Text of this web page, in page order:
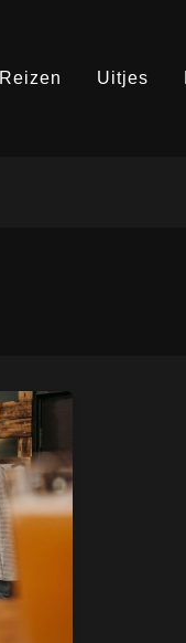
Reizen Uitjes